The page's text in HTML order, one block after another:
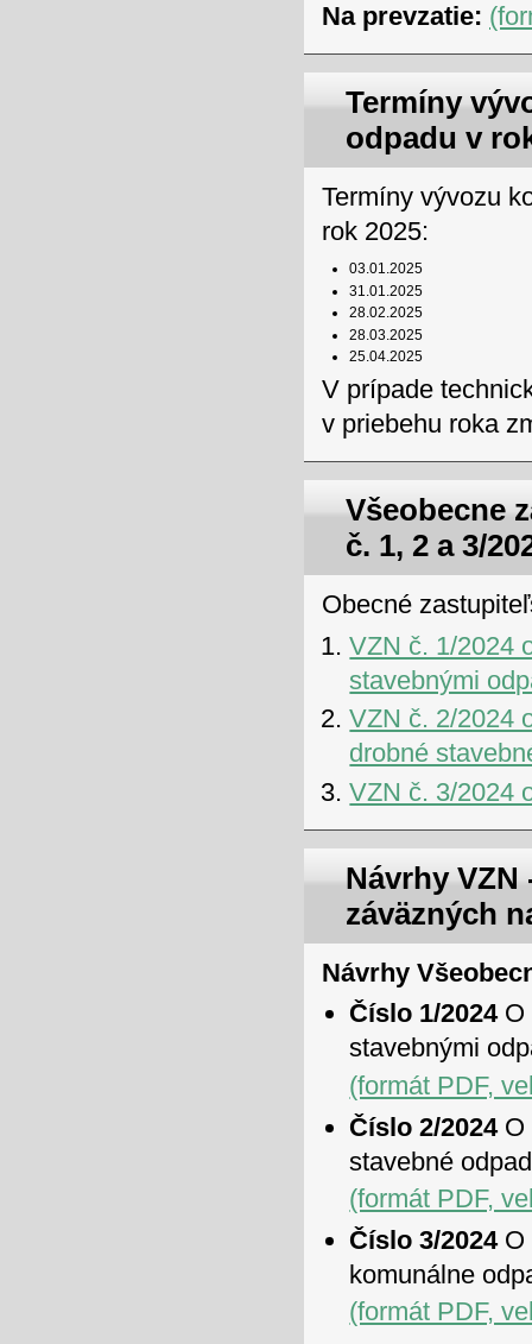
Na prevzatie:
Termíny
odpadu v
Termíny vývozu
rok 2025:
03.01.2025
31.01.2025
28.02.2025
28.03.2025
25.04.2025
V prípade
v priebehu roka
Všeobecne
č. 1, 2 a 3/
Obecné
VZN č. 1/2024
stavebnými
VZN č. 2/2024
drobné
VZN č. 3/2024
Návrhy VZN
záväzných
Návrhy
Číslo 1/2024O
stavebnými
(formát PDF,
Číslo 2/2024O
stavebné
(formát PDF,
Číslo 3/2024O
komunálne
(formát PDF,